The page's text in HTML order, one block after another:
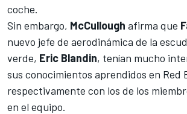
coche.
Sin embargo, McCullough afirma que
nuevo jefe de aerodinámica de la
verde, Eric Blandin, tenían mucho
sus conocimientos aprendidos en Red
respectivamente con los de los
en el equipo.